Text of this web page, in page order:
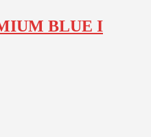
BLUE I